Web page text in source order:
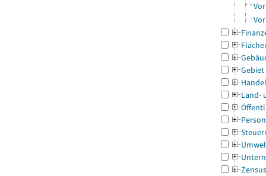
Gebiet
Land-
Zensus